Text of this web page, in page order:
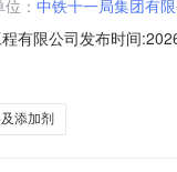
： 中铁十一局集团有
有限公司发布时间
：ZT1105-XJ-2026-
添加剂